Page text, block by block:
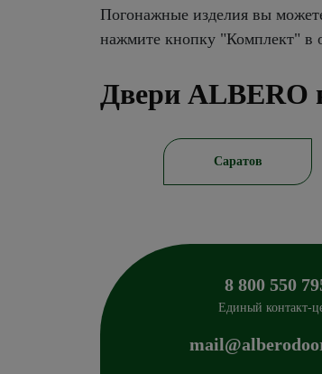
Погонажные изделия вы
нажмите кнопку "Комплект" в
Двери ALBERO
Саратов
8 800 550
Единый контакт-